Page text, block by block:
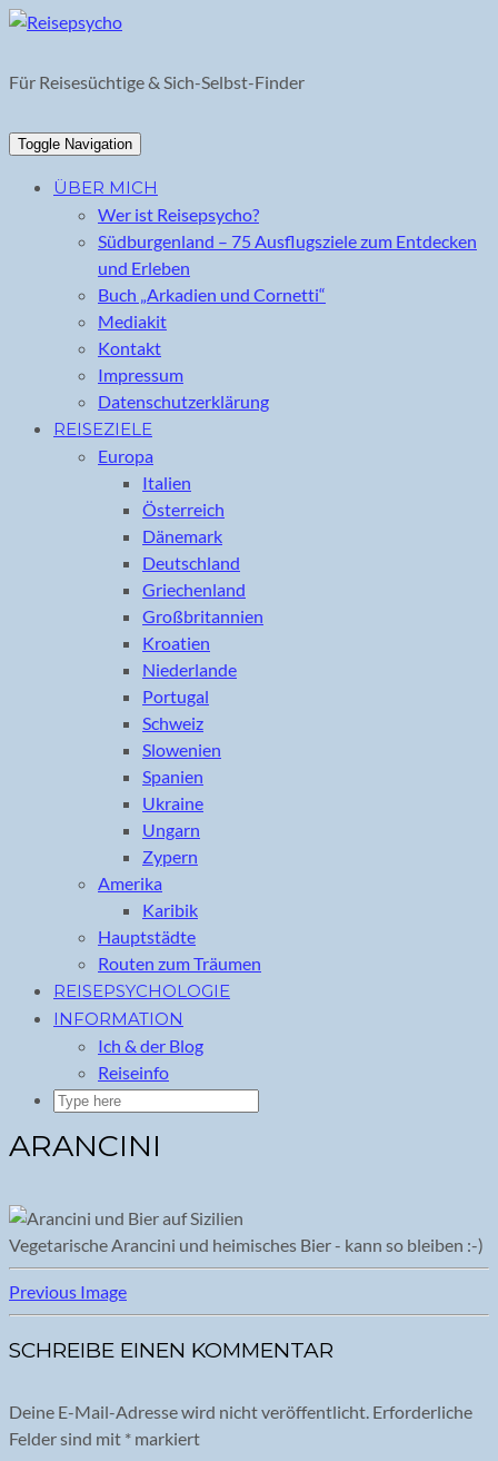
Skip
content
Für Reisesüchtige & Sich-Selbst-Finder
Toggle Navigation
ÜBER MICH
Wer ist Reisepsycho?
Südburgenland – 75 Ausflugsziele zum Entdecken
und Erleben
Buch „Arkadien und Cornetti“
Mediakit
Kontakt
Impressum
Datenschutzerklärung
REISEZIELE
Europa
Italien
Österreich
Dänemark
Deutschland
Griechenland
Großbritannien
Kroatien
Niederlande
Portugal
Schweiz
Slowenien
Spanien
Ukraine
Ungarn
Zypern
Amerika
Karibik
Hauptstädte
Routen zum Träumen
REISEPSYCHOLOGIE
INFORMATION
Ich & der Blog
Reiseinfo
ARANCINI
Vegetarische Arancini und heimisches Bier - kann so bleiben :-)
Previous Image
SCHREIBE EINEN KOMMENTAR
Deine E-Mail-Adresse wird nicht veröffentlicht. Erforderliche
Felder sind mit * markiert